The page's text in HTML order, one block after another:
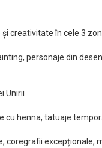
creativitate în cele 3
personaje din
Unirii
cu henna, tatuaje
coregrafii excepționale,